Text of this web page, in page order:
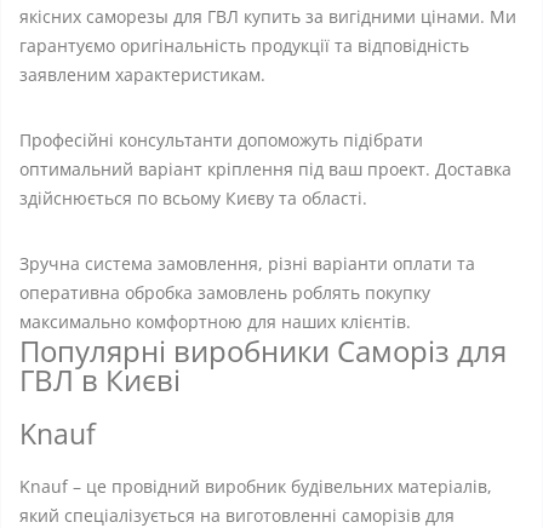
якісних саморезы для ГВЛ купить за вигідними цінами. Ми
гарантуємо оригінальність продукції та відповідність
заявленим характеристикам.
Професійні консультанти допоможуть підібрати
оптимальний варіант кріплення під ваш проект. Доставка
здійснюється по всьому Києву та області.
Зручна система замовлення, різні варіанти оплати та
оперативна обробка замовлень роблять покупку
максимально комфортною для наших клієнтів.
Популярні виробники Саморіз для
ГВЛ в Києві
Knauf
Knauf – це провідний виробник будівельних матеріалів,
який спеціалізується на виготовленні саморізів для